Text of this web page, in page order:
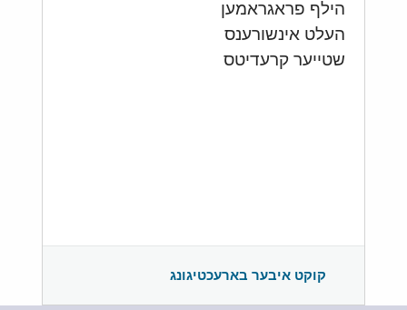
הילף פראגראמען
העלט אינשורענס
שטייער קרעדיטס
קוקט איבער בארעכטיגונג